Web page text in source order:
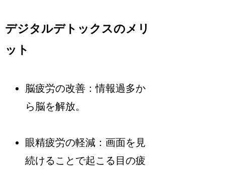
デジタルデトックスのメリ
ット
脳疲労の改善：情報過多か
ら脳を解放。
眼精疲労の軽減：画面を見
続けることで起こる目の疲